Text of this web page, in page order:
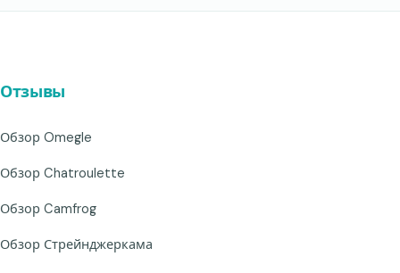
Отзывы
Обзор Omegle
Обзор Chatroulette
Обзор Camfrog
Обзор Стрейнджеркама